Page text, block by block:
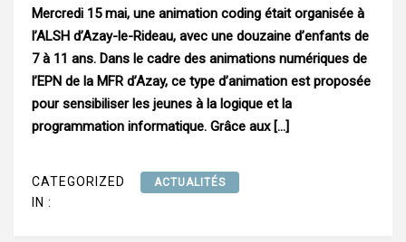
Mercredi 15 mai, une animation coding était organisée à
l’ALSH d’Azay-le-Rideau, avec une douzaine d’enfants de
7 à 11 ans. Dans le cadre des animations numériques de
l’EPN de la MFR d’Azay, ce type d’animation est proposée
pour sensibiliser les jeunes à la logique et la
programmation informatique. Grâce aux […]
CATEGORIZED
IN :
ACTUALITÉS